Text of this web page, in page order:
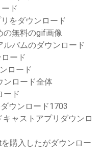
ド
をダウンロード
の無料のgif画像
バムのダウンロード
ード
ロード
ンロード全体
ード
ウンロード1703
ャストアプリダウンロ
購入したがダウンロー